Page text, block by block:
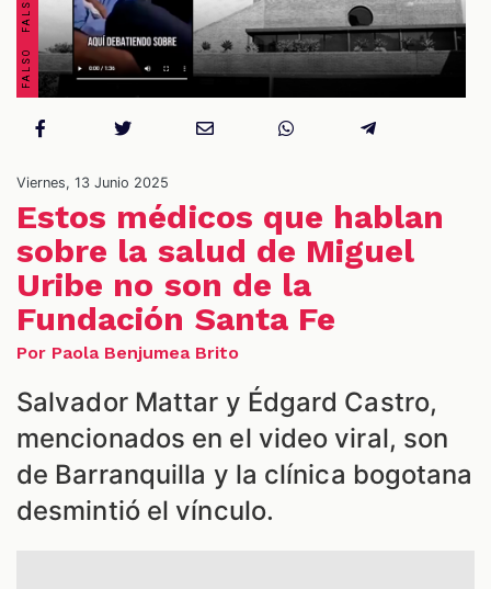
Viernes, 13 Junio 2025
Estos médicos que hablan
sobre la salud de Miguel
Uribe no son de la
Fundación Santa Fe
Por Paola Benjumea Brito
Salvador Mattar y Édgard Castro,
mencionados en el video viral, son
de Barranquilla y la clínica bogotana
desmintió el vínculo.